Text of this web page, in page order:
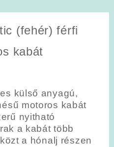
(fehér) férfi
kabát
külső anyagú,
motoros kabát
nyitható
a kabát több
a hónalj részen